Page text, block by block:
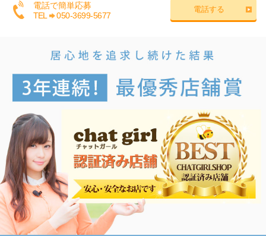
電話で簡単応募
TEL
050-3699-5677
電話する